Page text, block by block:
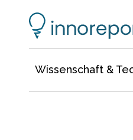
Wissenschaft &